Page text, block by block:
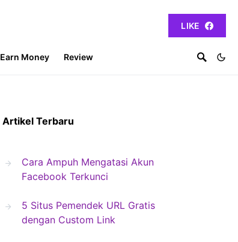
LIKE
Earn Money Review
Artikel Terbaru
Cara Ampuh Mengatasi Akun
Facebook Terkunci
5 Situs Pemendek URL Gratis
dengan Custom Link